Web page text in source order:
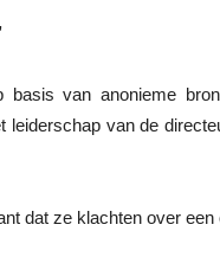
basis van anonieme
leiderschap van de
dat ze klachten over